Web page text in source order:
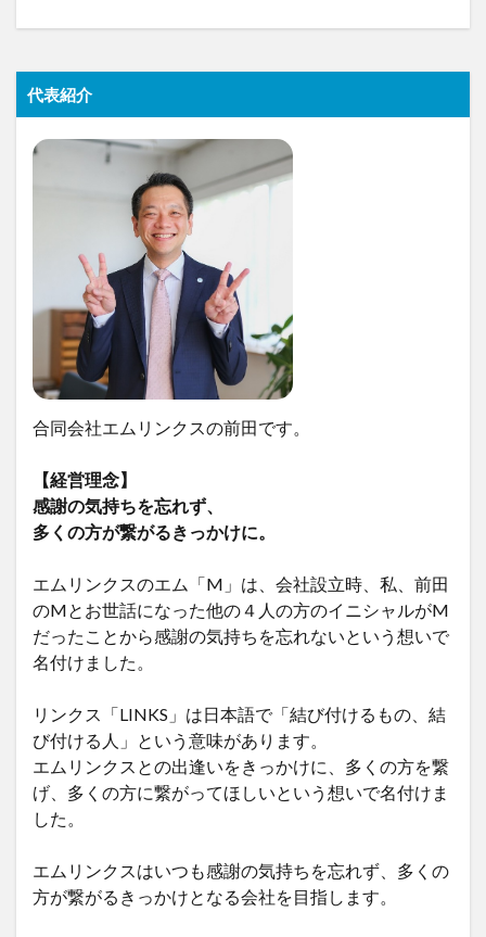
代表紹介
合同会社エムリンクスの前田です。
【経営理念】
感謝の気持ちを忘れず、
多くの方が繋がるきっかけに。
エムリンクスのエム「M」は、会社設立時、私、前田
のMとお世話になった他の４人の方のイニシャルがM
だったことから感謝の気持ちを忘れないという想いで
名付けました。
リンクス「LINKS」は日本語で「結び付けるもの、結
び付ける人」という意味があります。
エムリンクスとの出逢いをきっかけに、多くの方を繋
げ、多くの方に繋がってほしいという想いで名付けま
した。
エムリンクスはいつも感謝の気持ちを忘れず、多くの
方が繋がるきっかけとなる会社を目指します。